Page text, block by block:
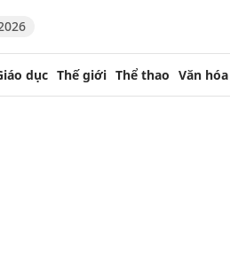
dục Thế giới Thể thao Văn